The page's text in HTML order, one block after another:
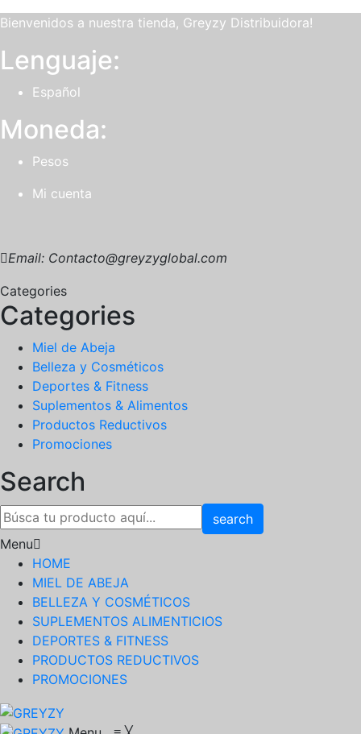
Bienvenidos a nuestra tienda, Greyzy Distribuidora!
Lenguaje:
Español
Moneda:
Pesos
Mi cuenta
Email: Contacto@greyzyglobal.com
Categories
Categories
Miel de Abeja
Belleza y Cosméticos
Deportes & Fitness
Suplementos & Alimentos
Productos Reductivos
Promociones
Search
search
Menu
HOME
MIEL DE ABEJA
BELLEZA Y COSMÉTICOS
SUPLEMENTOS ALIMENTICIOS
DEPORTES & FITNESS
PRODUCTOS REDUCTIVOS
PROMOCIONES